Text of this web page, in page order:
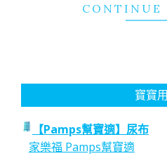
CONTINUE
寶寶
【Pamps幫寶適】尿布
家樂福 Pamps幫寶適